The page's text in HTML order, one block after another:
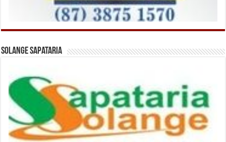
Solange Sapataria